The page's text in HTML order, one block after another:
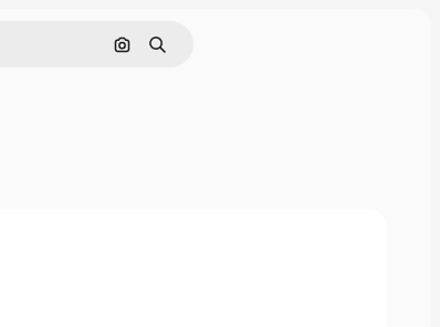
Cerca per immagine
Ricerca